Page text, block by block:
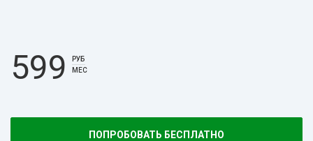
599
РУБ
МЕС
ПОПРОБОВАТЬ БЕСПЛАТНО